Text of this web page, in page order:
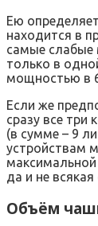
Ею
находится в
самые слабые
только в
мощностью в
Если же
сразу все три
(в сумме – 9
устройствам
максимальной
да и не
Объём